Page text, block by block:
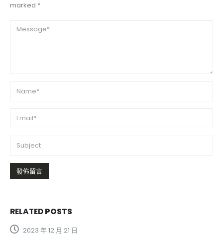
marked *
RELATEDPOSTS
2024 年 5 月 30 日